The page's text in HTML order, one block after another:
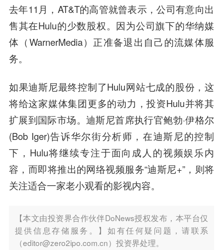
去年11月，AT&T的高管就曾表示，公司有意向出
售其在Hulu的少数股权。因为公司旗下的华纳媒
体（WarnerMedia）正准备退出自己的流媒体服
务。
如果迪斯尼最终控制了Hulu网站七成的股份，这
将给这家媒体集团更多的动力，投资Hulu并将其
扩展到国际市场。迪斯尼首席执行官鲍勃·伊格尔
(Bob Iger)告诉华尔街分析师，在迪斯尼的控制
下，Hulu将继续专注于面向成人的视频娱乐内
容，而即将推出的网络视频服务“迪斯尼+”，则将
关注适合一家老小观看的影视内容。
【本文由投资界合作伙伴DoNews授权发布，本平台仅
提供信息存储服务。】如有任何疑问题，请联系
（editor@zero2ipo.com.cn）投资界处理。